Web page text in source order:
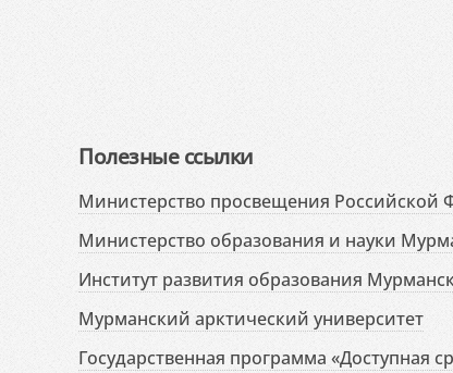
Полезные ссылки
Министерство просвещения Российской
Министерство образования и науки
Институт развития образования
Мурманский арктический университет
Государственная программа «Доступная